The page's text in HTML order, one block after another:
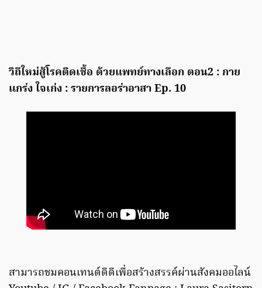
วิถีใหม่สู้โรคติดเชื้อ ด้วยแพทย์ทางเลือก ตอน2 : กาย
แกร่ง ใจเก่ง : รายการลอร่าอาสา Ep. 10
สามารถชมคอนเทนต์ดีดีเพื่อสร้างสรรค์ผ่านสังคมออไลน์